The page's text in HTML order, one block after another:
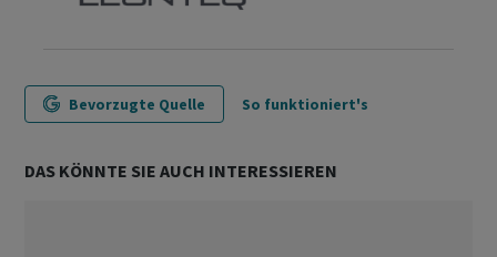
Bevorzugte Quelle So funktioniert's
DAS KÖNNTE SIE AUCH INTERESSIEREN